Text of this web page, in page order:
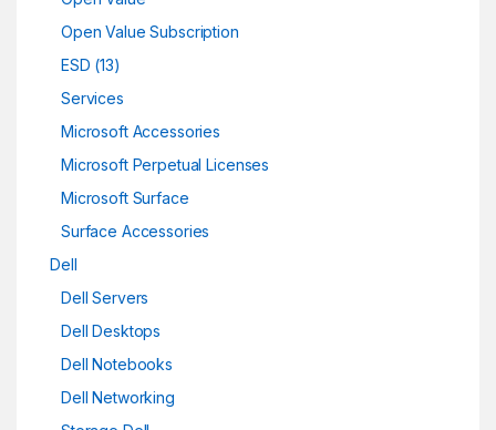
Open Value Subscription
ESD (13)
Services
Microsoft Accessories
Microsoft Perpetual Licenses
Microsoft Surface
Surface Accessories
Dell
Dell Servers
Dell Desktops
Dell Notebooks
Dell Networking